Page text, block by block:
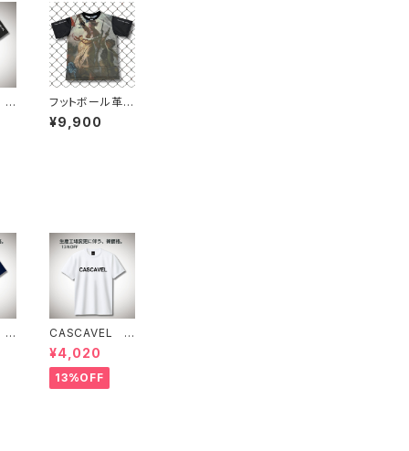
C
フットボール革命
プラシャツ１
¥9,900
CASCAVEL ス
タンダードプラク
ティスシャツ ホ
ワイト
¥4,020
13%OFF